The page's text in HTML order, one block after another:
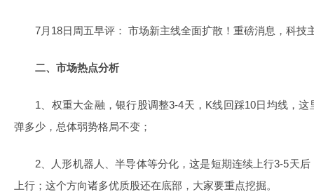
7月18日周五早评： 市场新主线全面扩散！重磅消息，科技
二、市场热点分析
1、权重大金融，银行股调整3-4天，K线回踩10日均线，
弹多少，总体弱势格局不变；
2、人形机器人、半导体等分化，这是短期连续上行3-5天
上行；这个方向诸多优质股还在底部，大家要重点挖掘。